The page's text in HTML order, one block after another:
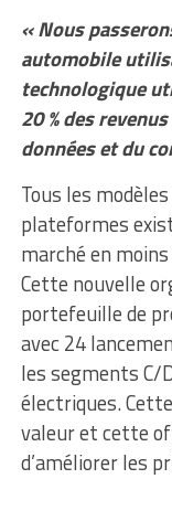
« Nous
automobile
technologique
20 % des
données et du
Tous les
plateformes
marché en
Cette nouvelle
portefeuille de
avec 24
les segments C/
électriques.
valeur et cette
d’améliorer les